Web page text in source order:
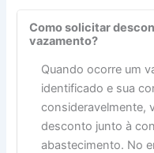
Como solicitar
vazamento?
Quando ocorre um
identificado e sua
consideravelmente,
desconto junto à
abastecimento. No